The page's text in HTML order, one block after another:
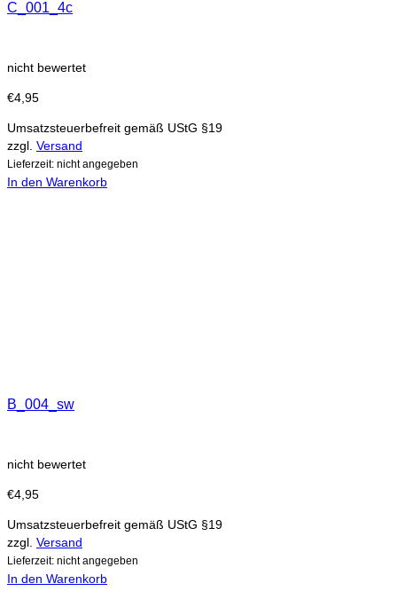
C_001_4c
nicht bewertet
€4,95
Umsatzsteuerbefreit gemäß UStG §19
zzgl. Versand
Lieferzeit: nicht angegeben
In den Warenkorb
B_004_sw
nicht bewertet
€4,95
Umsatzsteuerbefreit gemäß UStG §19
zzgl. Versand
Lieferzeit: nicht angegeben
In den Warenkorb